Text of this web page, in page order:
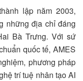
lập năm 2003,
những địa chỉ đáng
Bà Trưng. Với sứ
quốc tế, AMES
phương pháp
trí tuệ nhân tạo AI